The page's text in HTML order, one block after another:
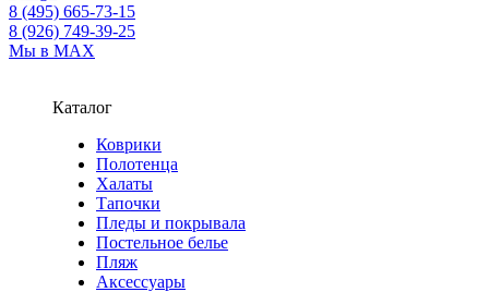
8 (495) 665-73-15
8 (926) 749-39-25
Мы в MAX
Каталог
Коврики
Полотенца
Халаты
Тапочки
Пледы и покрывала
Постельное белье
Пляж
Аксессуары